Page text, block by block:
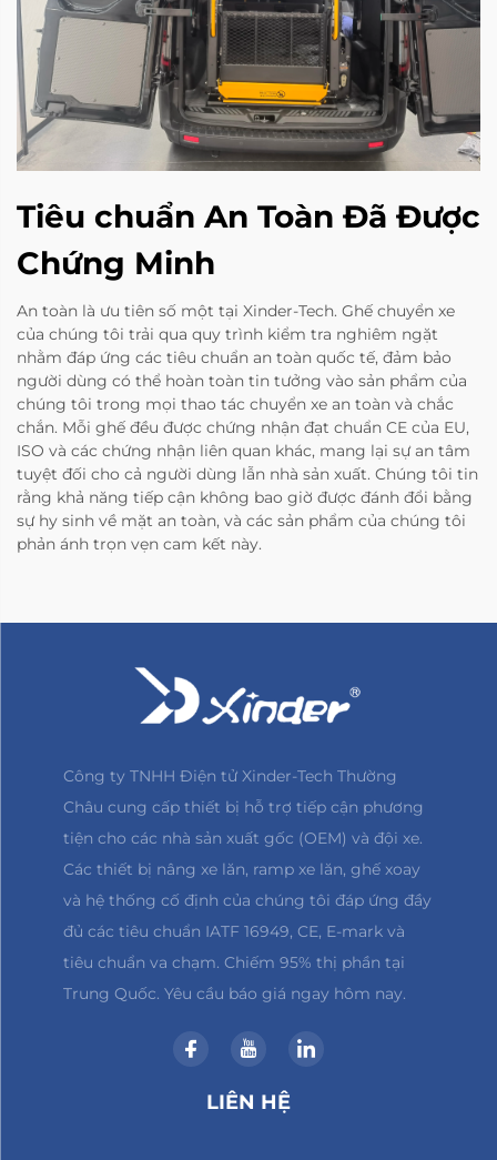
Tiêu chuẩn An Toàn Đã Được
Chứng Minh
An toàn là ưu tiên số một tại Xinder-Tech. Ghế chuyển xe
của chúng tôi trải qua quy trình kiểm tra nghiêm ngặt
nhằm đáp ứng các tiêu chuẩn an toàn quốc tế, đảm bảo
người dùng có thể hoàn toàn tin tưởng vào sản phẩm của
chúng tôi trong mọi thao tác chuyển xe an toàn và chắc
chắn. Mỗi ghế đều được chứng nhận đạt chuẩn CE của EU,
ISO và các chứng nhận liên quan khác, mang lại sự an tâm
tuyệt đối cho cả người dùng lẫn nhà sản xuất. Chúng tôi tin
rằng khả năng tiếp cận không bao giờ được đánh đổi bằng
sự hy sinh về mặt an toàn, và các sản phẩm của chúng tôi
phản ánh trọn vẹn cam kết này.
Công ty TNHH Điện tử Xinder-Tech Thường
Châu cung cấp thiết bị hỗ trợ tiếp cận phương
tiện cho các nhà sản xuất gốc (OEM) và đội xe.
Các thiết bị nâng xe lăn, ramp xe lăn, ghế xoay
và hệ thống cố định của chúng tôi đáp ứng đầy
đủ các tiêu chuẩn IATF 16949, CE, E-mark và
tiêu chuẩn va chạm. Chiếm 95% thị phần tại
Trung Quốc. Yêu cầu báo giá ngay hôm nay.
LIÊN HỆ